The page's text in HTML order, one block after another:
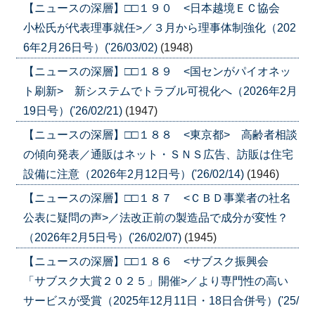
【ニュースの深層】□□１９０ <日本越境ＥＣ協会
小松氏が代表理事就任>／３月から理事体制強化（202
6年2月26日号）('26/03/02) (1948)
【ニュースの深層】□□１８９ <国センがパイオネッ
ト刷新> 新システムでトラブル可視化へ（2026年2月
19日号）('26/02/21) (1947)
【ニュースの深層】□□１８８ <東京都> 高齢者相談
の傾向発表／通販はネット・ＳＮＳ広告、訪販は住宅
設備に注意（2026年2月12日号）('26/02/14) (1946)
【ニュースの深層】□□１８７ <ＣＢＤ事業者の社名
公表に疑問の声>／法改正前の製造品で成分が変性？
（2026年2月5日号）('26/02/07) (1945)
【ニュースの深層】□□１８６ <サブスク振興会
「サブスク大賞２０２５」開催>／より専門性の高い
サービスが受賞（2025年12月11日・18日合併号）('25/